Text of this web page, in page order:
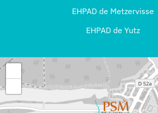
EHPAD de Metzervisse
EHPAD de Yutz